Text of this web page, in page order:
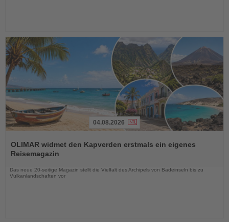
Sie
die
Nachrichten
04.08.2026
OLIMAR widmet den Kapverden erstmals ein eigenes
Reisemagazin
Das neue 20-seitige Magazin stellt die Vielfalt des Archipels von Badeinseln bis zu
Vulkanlandschaften vor